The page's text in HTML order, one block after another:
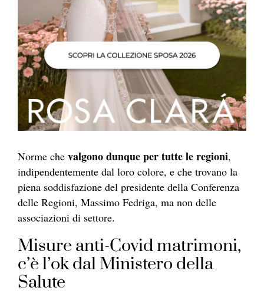
Norme che valgono dunque per tutte le regioni,
indipendentemente dal loro colore, e che trovano la
piena soddisfazione del presidente della Conferenza
delle Regioni, Massimo Fedriga, ma non delle
associazioni di settore.
Misure anti-Covid matrimoni,
c’è l’ok dal Ministero della
Salute